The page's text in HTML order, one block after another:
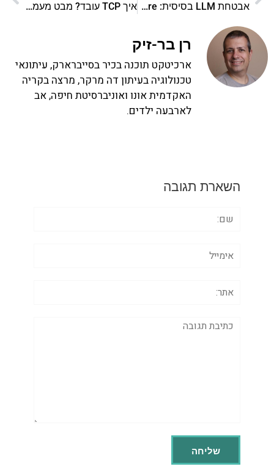
אבטחת LLM בסיסית: Random Sequence Enclosure או פרומפט SALT איך TCP עובד? מבט מעמיק
רן בר-זיק
ארכיטקט תוכנה בכיר בסייברארק, עיתונאי
טכנולוגיה בעיתון דה מרקר, מרצה בקריה
האקדמית אונו ואוניברסיטת חיפה, אב
לארבעה ילדים.
השארת תגובה
תגובה